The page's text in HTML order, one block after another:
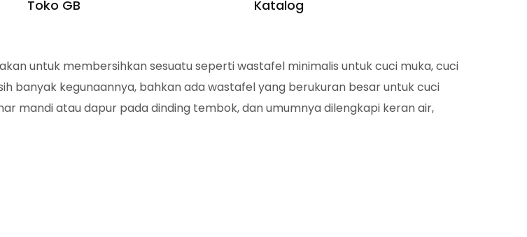
Toko GB
Katalog
untuk membersihkan sesuatu seperti wastafel minimalis untuk cuci muka, cuci
banyak kegunaannya, bahkan ada wastafel yang berukuran besar untuk cuci
mandi atau dapur pada dinding tembok, dan umumnya dilengkapi keran air,